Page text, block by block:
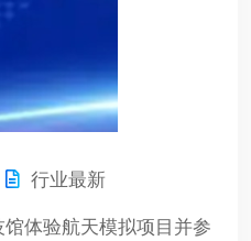
行业最新
体验航天模拟项目并参